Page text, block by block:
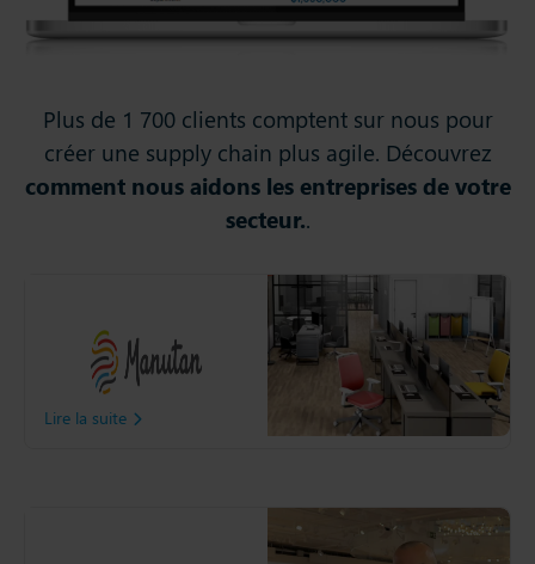
Plus de 1 700 clients comptent sur nous pour
créer une supply chain plus agile. Découvrez
comment nous aidons les entreprises de votre
secteur..
Découvrez comment
Manutan à optimisé sa
Supply Chain grâce à Slim4.
Lire la suite